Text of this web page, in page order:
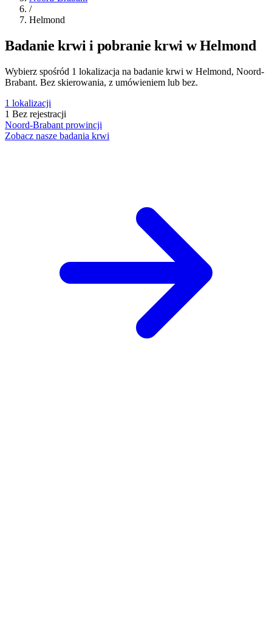
/
Helmond
Badanie krwi i pobranie krwi w Helmond
Wybierz spośród 1 lokalizacja na badanie krwi w Helmond, Noord-
Brabant. Bez skierowania, z umówieniem lub bez.
1 lokalizacji
1 Bez rejestracji
Noord-Brabant prowincji
Zobacz nasze badania krwi